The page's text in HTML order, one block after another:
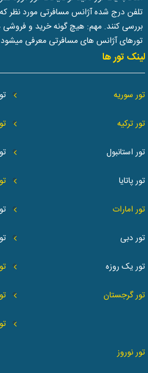
تلفن درج شده آژانس مسافرتی مورد نظر
بررسی کنند. مهم: هیچ گونه خرید و فروشی
تورهای آژانس های مسافرتی معرفی میشود
لینک تور ها
تور سوریه
تور ترکیه
تور استانبول
تور پاتایا
تور امارات
تور دبی
تور یک روزه
تور گرجستان
تور نوروز